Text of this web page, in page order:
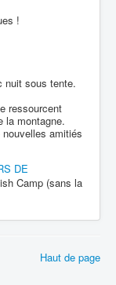
!
nuit sous tente.
ressourcent
la montagne.
amitiés
DE
Camp (sans la
Haut de page